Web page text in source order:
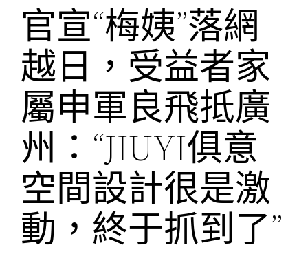
官宣“梅姨”落網
越日，受益者家
屬申軍良飛抵廣
州：“JIUYI俱意
空間設計很是激
動，終于抓到了”